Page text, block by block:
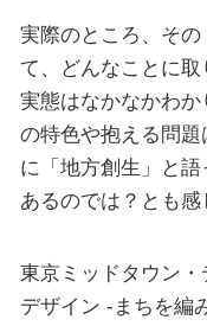
実際のところ、そ
て、どんなことに
実態はなかなかわ
の特色や抱える問
に「地方創生」と
あるのでは？とも感
東京ミッドタウン
デザイン -まちを編